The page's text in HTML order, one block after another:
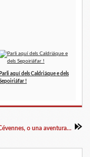
Parli aquí dels Caldriáque e dels
!
Voyage avec un âne dans les Cévennes, o una aventura en Occitània al sègle XIXen